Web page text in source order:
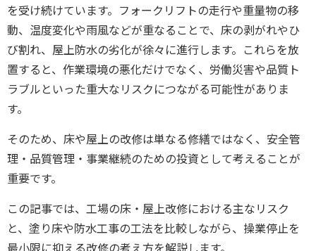
を受け続けています。フォークリフトの走行や重量物の移
動、温度変化や雨風などが重なることで、床の剥がれやひ
び割れ、屋上防水の劣化が徐々に進行します。これらを放
置すると、作業環境の悪化だけでなく、労働災害や品質ト
ラブルといった重大なリスクにつながる可能性がありま
す。
そのため、床や屋上の改修は単なる修繕ではなく、安全管
理・品質管理・事業継続のための投資として考えることが
重要です。
この記事では、工場の床・屋上改修における主なリスク
と、塗り床や防水工事の工法を比較しながら、操業停止を